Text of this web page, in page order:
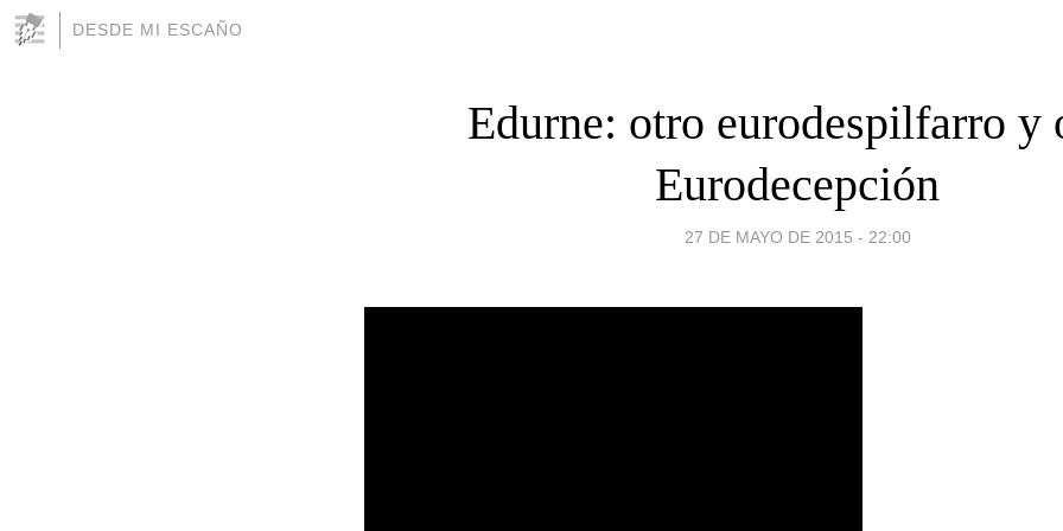
DESDE MI ESCAÑO
Edurne: otro eurodespilfarro y
Eurodecepción
27 DE MAYO DE 2015 - 22:00